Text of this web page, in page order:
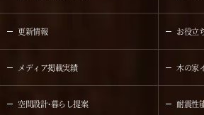
更新情報 お役立
メディア掲載実績 木の家
空間設計・暮らし提案 耐震性